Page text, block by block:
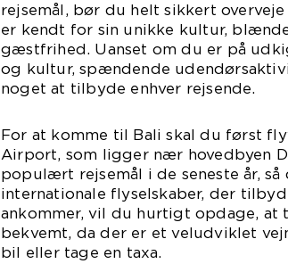
rejsemål, bør du helt sikkert
er kendt for sin unikke kultur,
gæstfrihed. Uanset om du er på
og kultur, spændende
noget at tilbyde enhver rejsende.
For at komme til Bali skal du først
Airport, som ligger nær hovedbyen
populært rejsemål i de seneste år,
internationale flyselskaber, der
ankommer, vil du hurtigt opdage, at
bekvemt, da der er et veludviklet
bil eller tage en taxa.